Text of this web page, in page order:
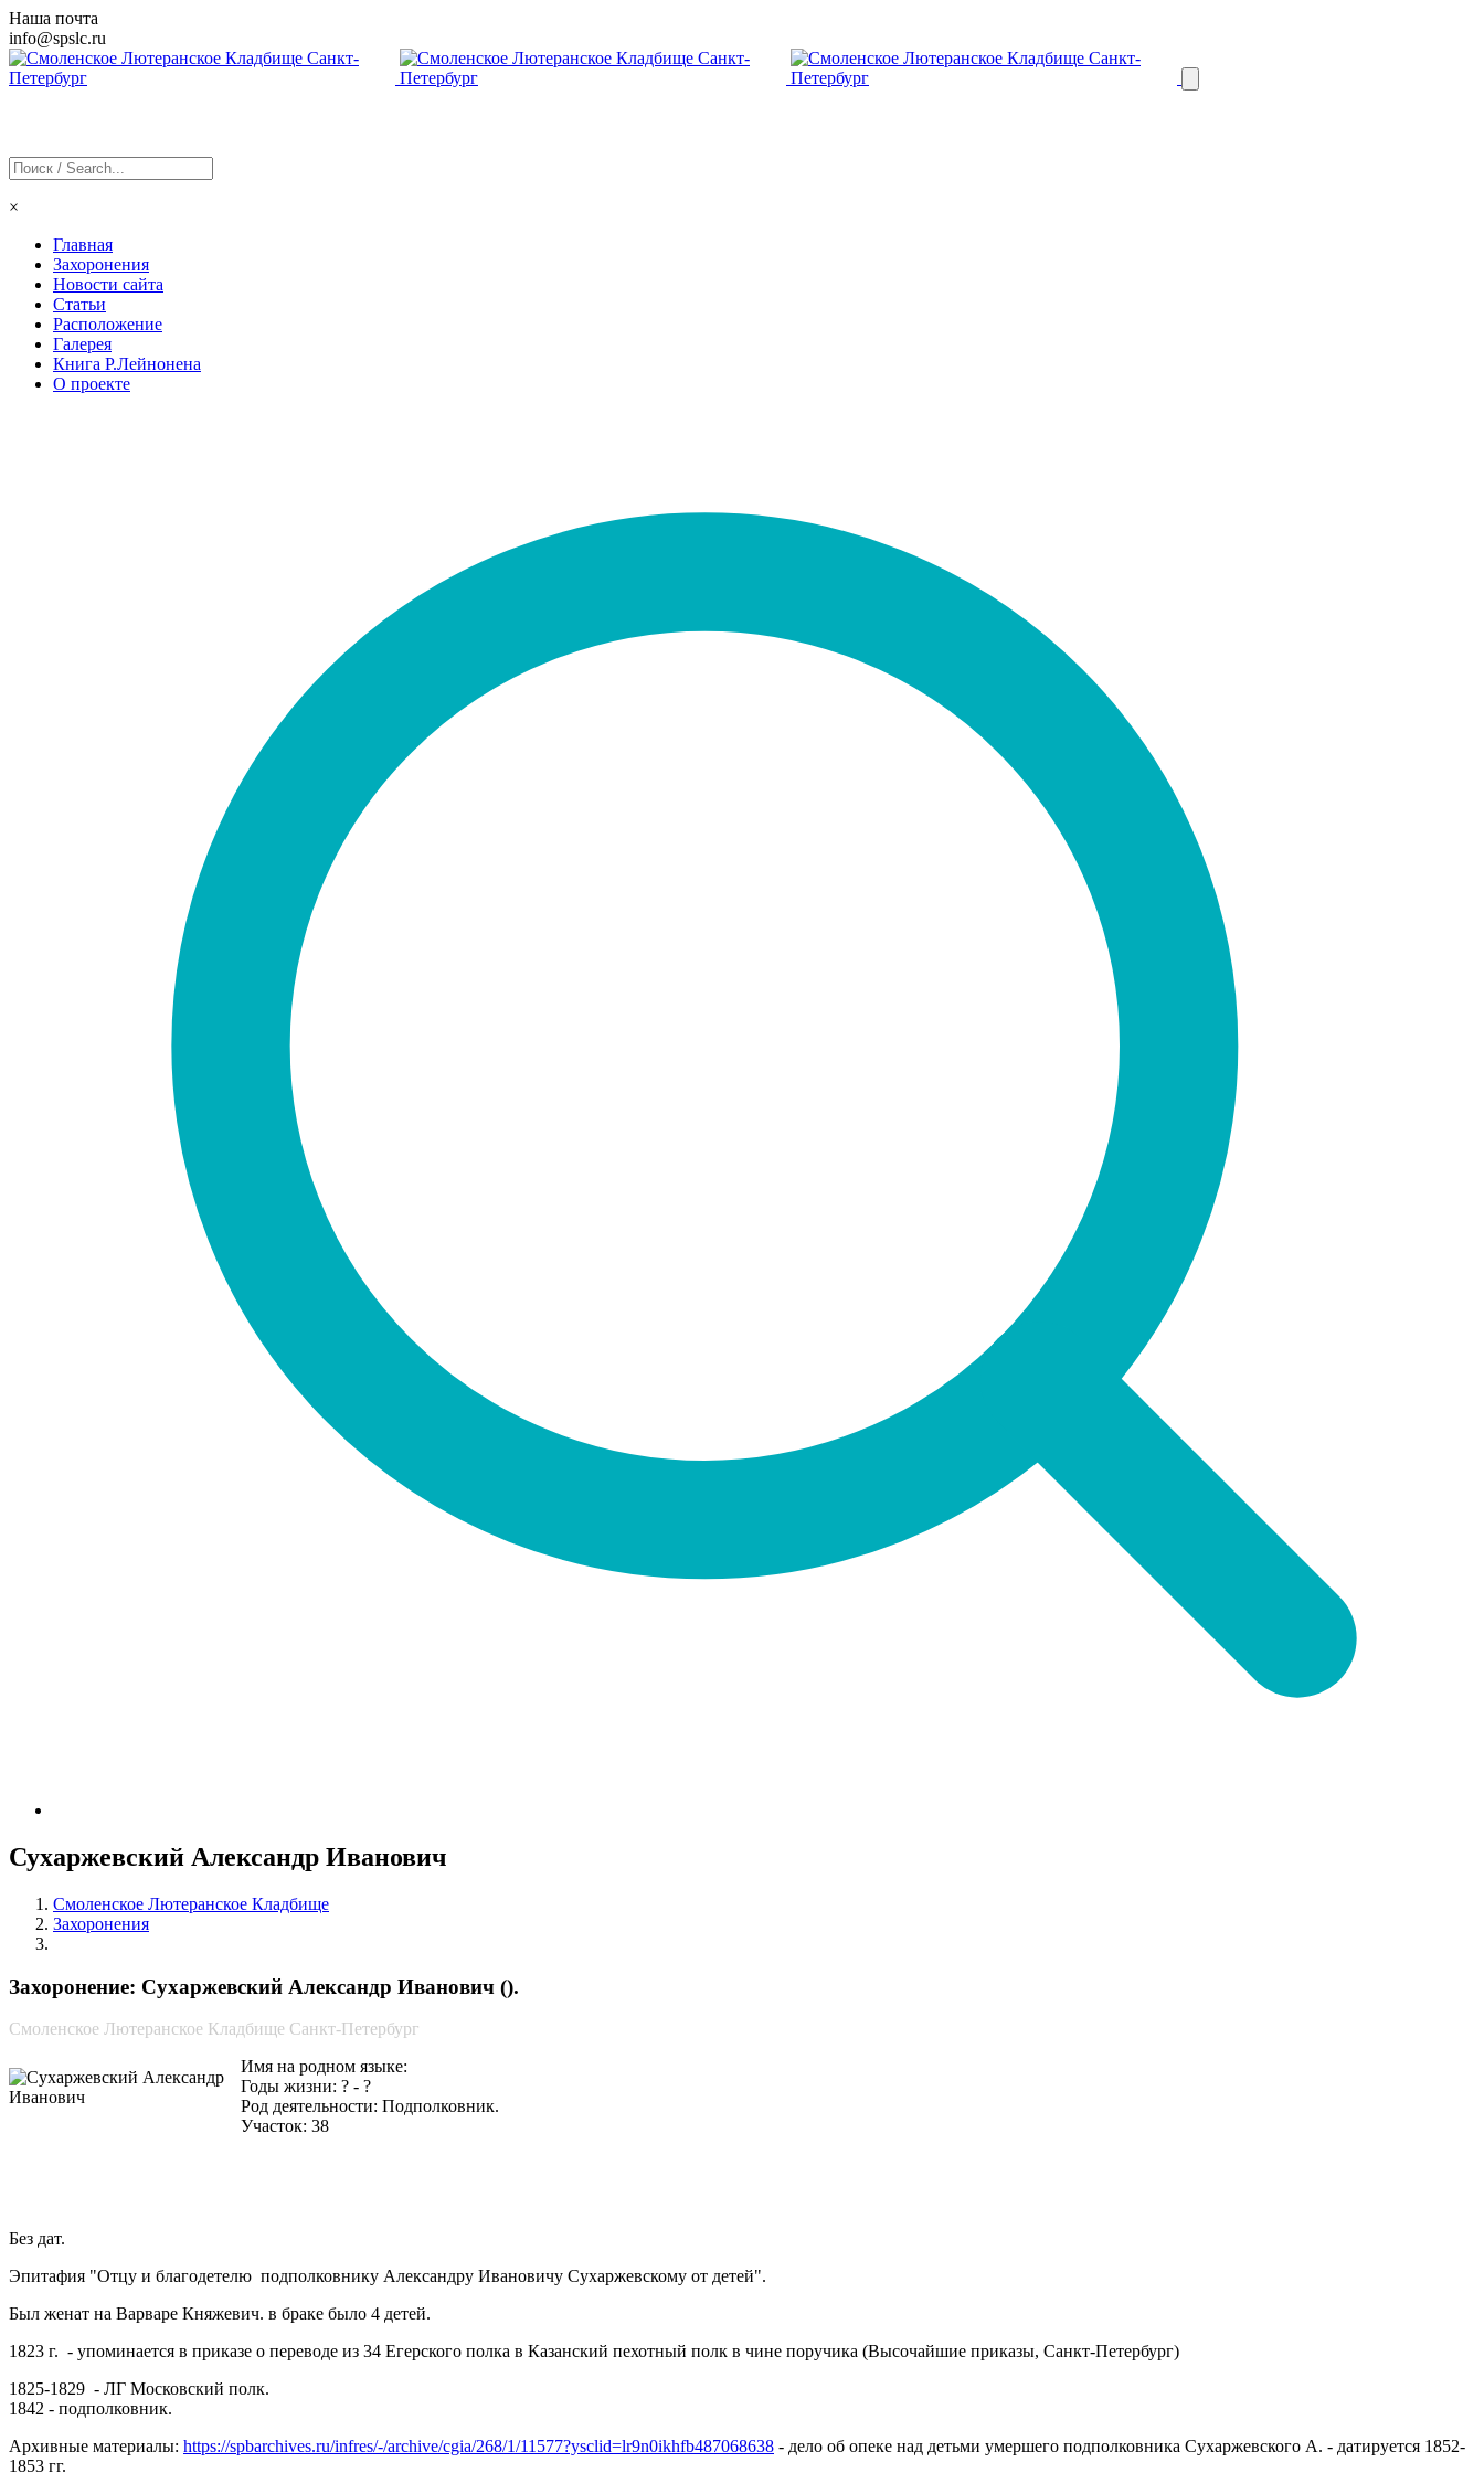
Наша почта
info@spslc.ru
×
Главная
Захоронения
Новости сайта
Статьи
Расположение
Галерея
Книга Р.Лейнонена
О проекте
Сухаржевский Александр Иванович
Смоленское Лютеранское Кладбище
Захоронения
Захоронение: Сухаржевский Александр Иванович ().
Смоленское Лютеранское Кладбище Санкт-Петербург
Имя на родном языке:
Годы жизни: ? - ?
Род деятельности: Подполковник.
Участок: 38
Без дат.
Эпитафия "Отцу и благодетелю подполковнику Александру Ивановичу Сухаржевскому от детей".
Был женат на Варваре Княжевич. в браке было 4 детей.
1823 г. - упоминается в приказе о переводе из 34 Егерского полка в Казанский пехотный полк в чине поручика (Высочайшие приказы, Санкт-Петербург)
1825-1829 - ЛГ Московский полк.
1842 - подполковник.
Архивные материалы: https://spbarchives.ru/infres/-/archive/cgia/268/1/11577?ysclid=lr9n0ikhfb487068638 - дело об опеке над детьми умершего подполковника Сухаржевского А. - датируется 1852-
1853 гг.